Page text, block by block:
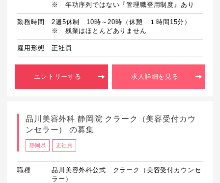
勤務時間
2週5休制　10時～20時（休憩　１時間15分）
※　残業はほとんどありません
雇用形態 正社員
エントリーする 求人詳細を見る
品川美容外科 静岡院 クラーク（美容受付カウ
ンセラー） の募集
静岡県 正社員
職種
品川美容外科公式 クラーク（美容受付カウンセ
ラー）